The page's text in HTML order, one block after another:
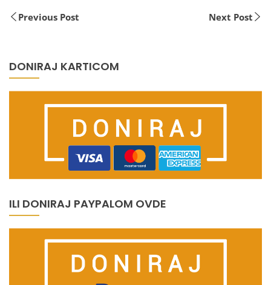
Previous Post Next Post
DONIRAJ KARTICOM
ILI DONIRAJ PAYPALOM OVDE